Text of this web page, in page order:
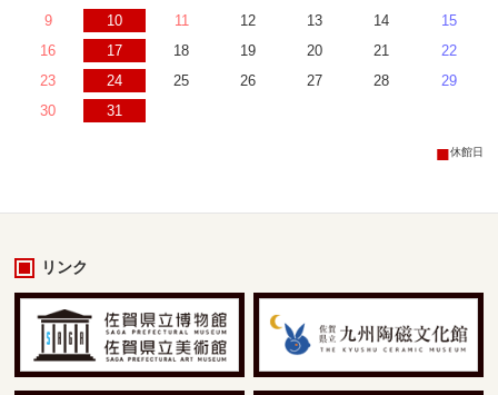
9
10 11 12 13 14
15
16
17 18 19 20 21
22
23
24 25 26 27 28
29
30
31
■休館日
リンク